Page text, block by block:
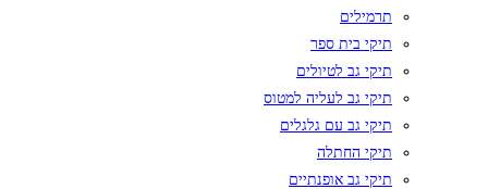
תרמילים
תיקי בית ספר
תיקי גב לטיולים
תיקי גב לעליה למטוס
תיקי גב עם גלגלים
תיקי החתלה
תיקי גב אופנתיים